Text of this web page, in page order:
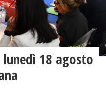
18 agosto